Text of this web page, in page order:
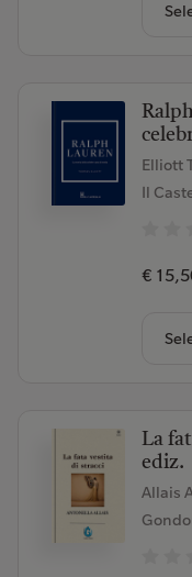
Elliott
Il
€
La
ediz.
Allais